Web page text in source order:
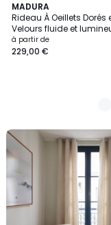
MADURA
Rideau À Oeillets Dorés
Velours fluide et
DALILA
à partir de
229,00 €
7
Couleurs